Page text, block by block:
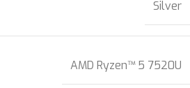
Silver
AMD Ryzen™ 5 7520U